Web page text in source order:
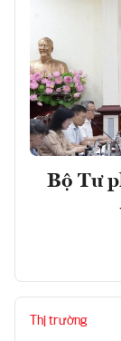
Bộ Tư
Thị trường